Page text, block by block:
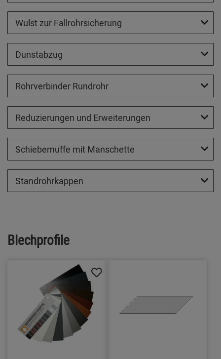
Wulst zur Fallrohrsicherung
Dunstabzug
Rohrverbinder Rundrohr
Reduzierungen und Erweiterungen
Schiebemuffe mit Manschette
Standrohrkappen
Blechprofile